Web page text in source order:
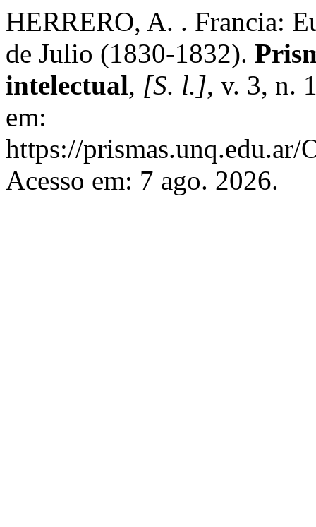
HERRERO, A. . Francia:
de Julio (1830-1832).
intelectual, [S. l.], v. 3, n.
em:
https://
Acesso em: 7 ago. 2026.